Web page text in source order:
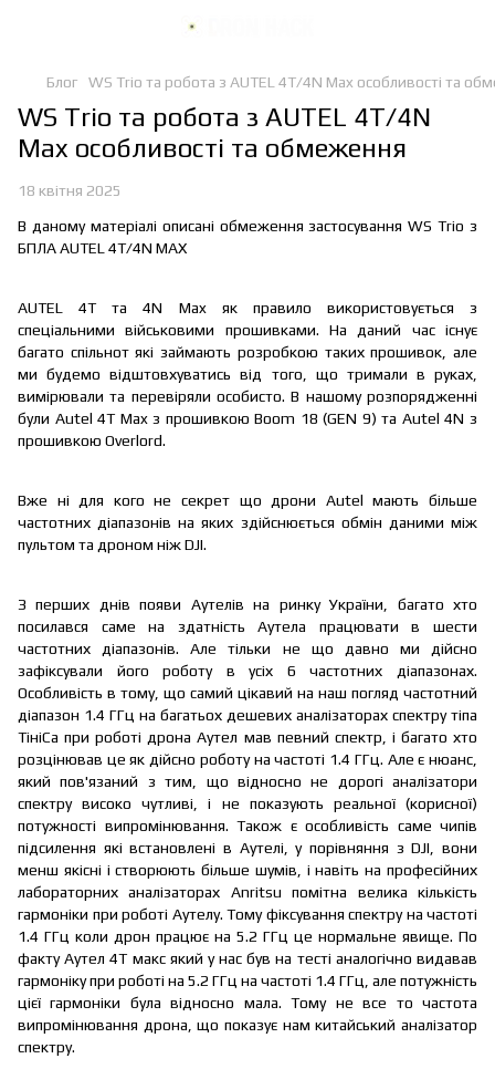
Блог WS Trio та робота з AUTEL 4T/4N Max особливості та
WS Trio та робота з AUTEL 4T/4N
Max особливості та обмеження
18 квітня 2025
В даному матеріалі описані обмеження застосування WS Trio з
БПЛА AUTEL 4T/4N MAX
AUTEL 4T та 4N Max як правило використовується з
спеціальними військовими прошивками. На даний час існує
багато спільнот які займають розробкою таких прошивок, але
ми будемо відштовхуватись від того, що тримали в руках,
вимірювали та перевіряли особисто. В нашому розпорядженні
були Autel 4T Max з прошивкою Boom 18 (GEN 9) та Autel 4N з
прошивкою Overlord.
Вже ні для кого не секрет що дрони Autel мають більше
частотних діапазонів на яких здійснюється обмін даними між
пультом та дроном ніж DJI.
З перших днів появи Аутелів на ринку України, багато хто
посилався саме на здатність Аутела працювати в шести
частотних діапазонів. Але тільки не що давно ми дійсно
зафіксували його роботу в усіх 6 частотних діапазонах.
Особливість в тому, що самий цікавий на наш погляд частотний
діапазон 1.4 ГГц на багатьох дешевих аналізаторах спектру тіпа
ТініСа при роботі дрона Аутел мав певний спектр, і багато хто
розцінював це як дійсно роботу на частоті 1.4 ГГц. Але є нюанс,
який пов'язаний з тим, що відносно не дорогі аналізатори
спектру високо чутливі, і не показують реальної (корисної)
потужності випромінювання. Також є особливість саме чипів
підсилення які встановлені в Аутелі, у порівняння з DJI, вони
менш якісні і створюють більше шумів, і навіть на професійних
лабораторних аналізаторах Anritsu помітна велика кількість
гармоніки при роботі Аутелу. Тому фіксування спектру на частоті
1.4 ГГц коли дрон працює на 5.2 ГГц це нормальне явище. По
факту Аутел 4Т макс який у нас був на тесті аналогічно видавав
гармоніку при роботі на 5.2 ГГц на частоті 1.4 ГГц, але потужність
цієї гармоніки була відносно мала. Тому не все то частота
випромінювання дрона, що показує нам китайський аналізатор
спектру.